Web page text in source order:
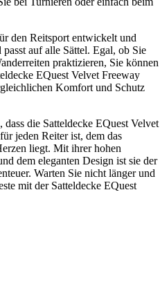
den Reitsport entwickelt und
auf alle Sättel. Egal, ob Sie
praktizieren, Sie können
EQuest Velvet Freeway
Komfort und Schutz
dass die Satteldecke EQuest Velvet
jeden Reiter ist, dem das
liegt. Mit ihrer hohen
dem eleganten Design ist sie der
Warten Sie nicht länger und
mit der Satteldecke EQuest